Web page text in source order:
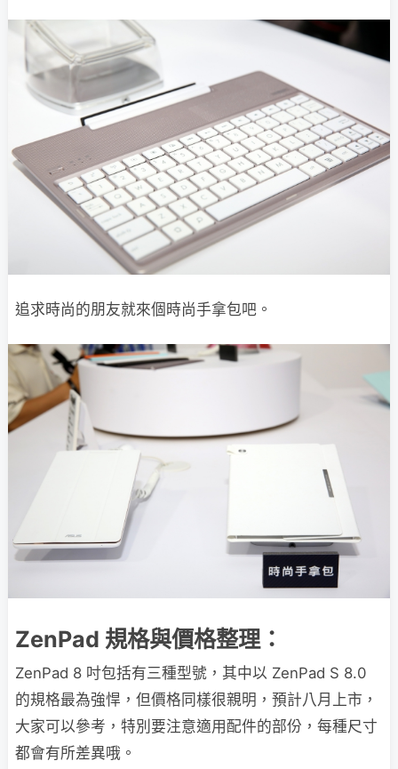
追求時尚的朋友就來個時尚手拿包吧。
ZenPad 規格與價格整理：
ZenPad 8 吋包括有三種型號，其中以 ZenPad S 8.0
的規格最為強悍，但價格同樣很親明，預計八月上市，
大家可以參考，特別要注意適用配件的部份，每種尺寸
都會有所差異哦。